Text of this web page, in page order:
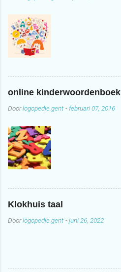
online kinderwoordenboek
Doorlogopedie.gent - februari 07, 2016
Klokhuis taal
Doorlogopedie.gent -juni 26, 2022